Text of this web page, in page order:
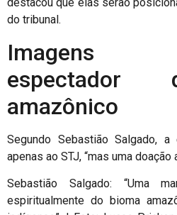
do tribunal.
Imagens
espectador
amazônico
Segundo Sebastião Salgado,
apenas ao STJ, “mas uma doação
Sebastião Salgado: “Uma
espiritualmente do bioma